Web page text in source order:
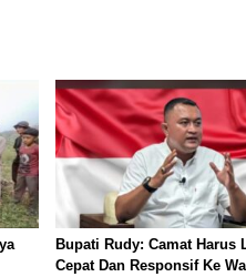
Bupati Rudy: Camat Harus
Cepat Dan Responsif Ke